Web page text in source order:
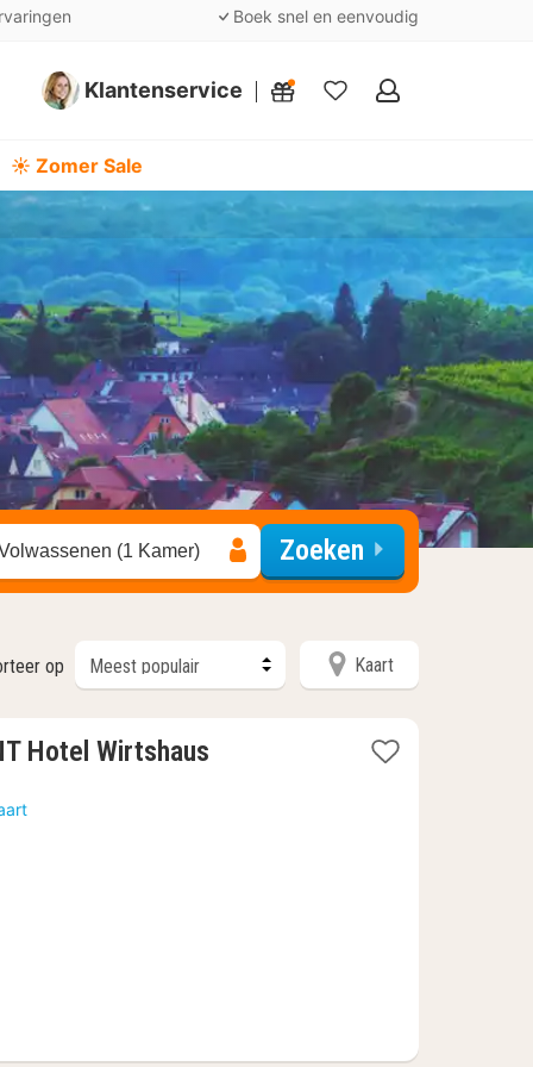
Boek snel en eenvoudig
Klantenservice
Mijn
☀️ Zomer Sale
(1 Kamer) Zoeken
op Kaart
Hotel Wirtshaus